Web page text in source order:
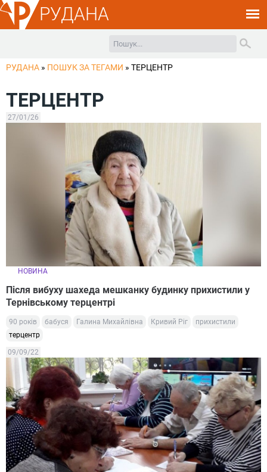
РУДАНА
РУДАНА » ПОШУК ЗА ТЕГАМИ » ТЕРЦЕНТР
ТЕРЦЕНТР
27/01/26
НОВИНА
Після вибуху шахеда мешканку будинку прихистили у
Тернівському терцентрі
90 років бабуся Галина Михайлівна Кривий Ріг
прихистили
терцентр
09/09/22